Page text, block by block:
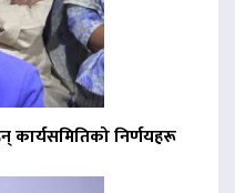
कार्यसमितिको निर्णयहरू